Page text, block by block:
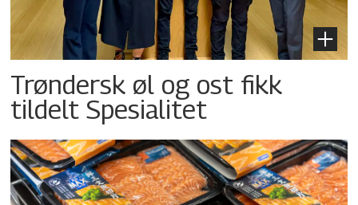
Trøndersk øl og ost fikk
tildelt Spesialitet